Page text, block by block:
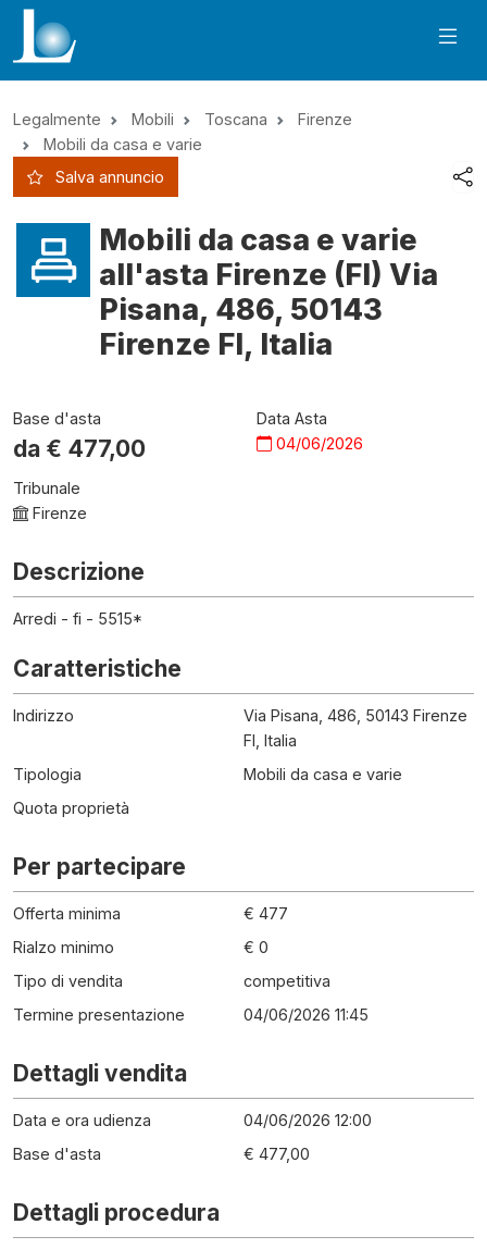
Legalmente Mobili Toscana
Firenze
Mobili da casa e varie
Salva annuncio
Mobili da casa e varie
all'asta Firenze (FI) Via
Pisana, 486, 50143
Firenze FI, Italia
Base d'asta
da € 477,00
Data Asta
04/06/2026
Tribunale
Firenze
Descrizione
Arredi - fi - 5515*
Caratteristiche
Indirizzo
Via Pisana, 486, 50143 Firenze
FI, Italia
Tipologia
Mobili da casa e varie
Quota proprietà
Per partecipare
Offerta minima
€ 477
Rialzo minimo
€ 0
Tipo di vendita
competitiva
Termine presentazione
04/06/2026 11:45
Dettagli vendita
Data e ora udienza
04/06/2026 12:00
Base d'asta
€ 477,00
Dettagli procedura